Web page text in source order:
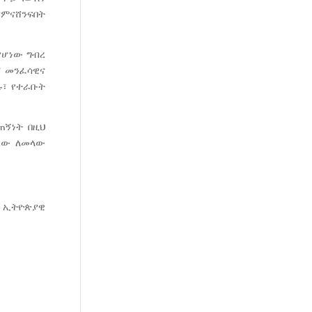
ግብረ
መንፈሳዊና
የተራቡት
በዚህ
ለመላው
ኢትዮጵያዊ